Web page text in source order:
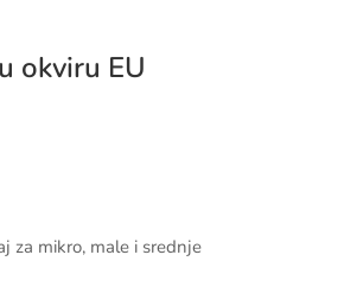
okviru EU
za mikro, male i srednje